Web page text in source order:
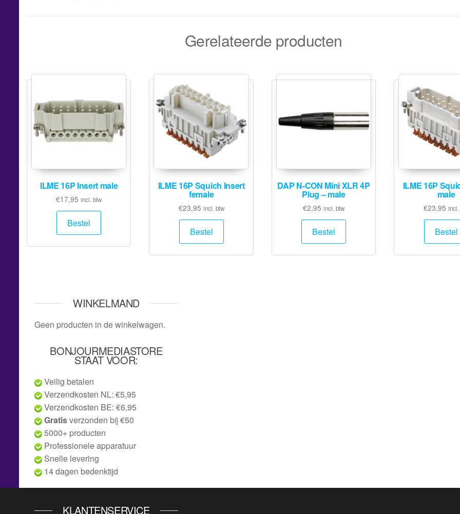
Gerelateerde producten
ILME 16P Insert male
€17,95 incl. btw
Bestel
ILME 16P Squich Insert
female
€23,95 incl. btw
Bestel
DAP N-CON Mini XLR 4P
Plug – male
€2,95 incl. btw
Bestel
ILME 16P
male
€23,95 incl.
Bestel
WINKELMAND
Geen producten in de winkelwagen.
BONJOURMEDIASTORE
STAAT VOOR:
Veilig betalen
Verzendkosten NL: €5,95
Verzendkosten BE: €6,95
Gratisverzonden bij €50
5000+ producten
Professionele apparatuur
Snelle levering
14 dagen bedenktijd
KLANTENSERVICE